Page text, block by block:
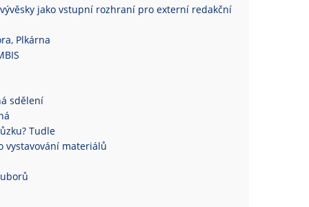
jako vstupní rozhraní pro externí redakční
Plkárna
sdělení
Tudle
vystavování materiálů